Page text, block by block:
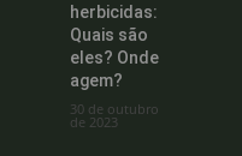
herbicidas:
Quais são
eles? Onde
agem?
30 de outubro
de 2023